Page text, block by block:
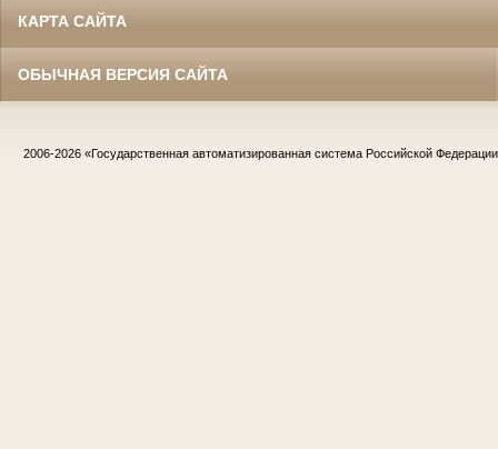
КАРТА САЙТА
ОБЫЧНАЯ ВЕРСИЯ САЙТА
2006-2026 «Государственная автоматизированная система Российской